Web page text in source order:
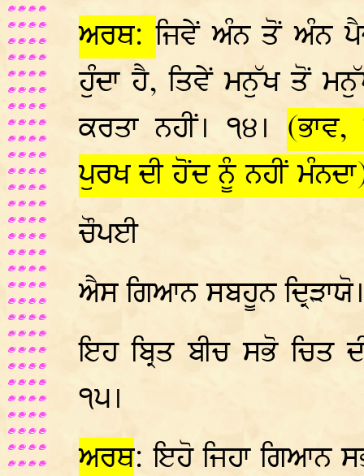
ਅਰਥ:ਜਿਵੇਂ ਅੰਨ ਤੋਂ ਅੰਨ
ਹੁੰਦਾ ਹੈ, ਤਿਵੇਂ ਮਨੁੱਖ ਤੋਂ
ਕਰਤਾ ਨਹੀਂ। ੧੪। (ਭਾਵ,
ਪੁਰਖ ਦੀ ਹੋਂਦ ਨੂੰ ਨਹੀਂ
ਚੌਪਈ
ਐਸ ਗਿਆਨ ਸਬਹੂਨ
ਇਹ ਬ੍ਰਿਤ ਬੀਚ ਸਭੋ ਚਿਤ
੧੫।
ਅਰਥ: ਇਹੋ ਜਿਹਾ ਗਿਆਨ